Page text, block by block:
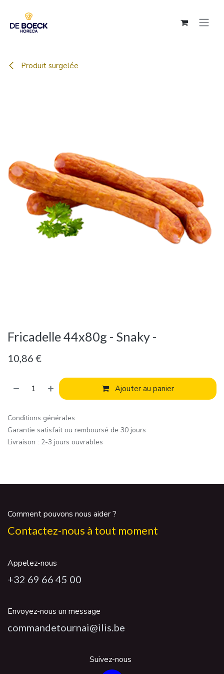
Produit surgelée
Fricadelle 44x80g - Snaky -
10,86 €
Ajouter au panier
Conditions générales
Garantie satisfait ou remboursé de 30 jours
Livraison : 2-3 jours ouvrables
Comment pouvons nous aider ?
Contactez-nous à tout moment
Appelez-nous
+32 69 66 45 00
Envoyez-nous un message
commandetournai@ilis.be
Suivez-nous